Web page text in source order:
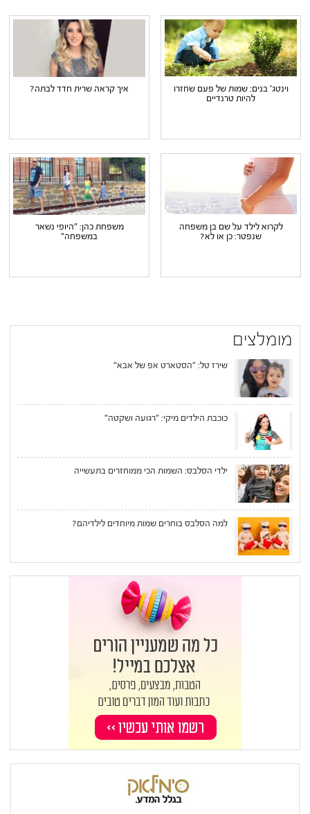
וינטג' בנים: שמות של פעם שחזרו
להיות טרנדיים
איך קראה שרית חדד לבתה?
לקרוא לילד על שם בן משפחה
שנפטר: כן או לא?
משפחת כהן: "היופי נשאר
במשפחה"
מומלצים
שירז טל: "הסטארט אפ של אבא"
כוכבת הילדים מיקי: "רגועה ושקטה"
ילדי הסלבס: השמות הכי ממוחזרים בתעשייה
למה הסלבס בוחרים שמות מיוחדים לילדיהם?